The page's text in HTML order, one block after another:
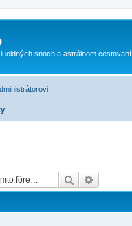
snoch a astrálnom cestovaní
Hľadať